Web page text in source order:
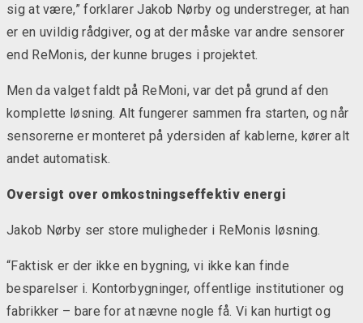
sig at være,” forklarer Jakob Nørby og understreger, at han
er en uvildig rådgiver, og at der måske var andre sensorer
end ReMonis, der kunne bruges i projektet.
Men da valget faldt på ReMoni, var det på grund af den
komplette løsning. Alt fungerer sammen fra starten, og når
sensorerne er monteret på ydersiden af kablerne, kører alt
andet automatisk.
Oversigt over omkostningseffektiv energi
Jakob Nørby ser store muligheder i ReMonis løsning.
“Faktisk er der ikke en bygning, vi ikke kan finde
besparelser i. Kontorbygninger, offentlige institutioner og
fabrikker – bare for at nævne nogle få. Vi kan hurtigt og